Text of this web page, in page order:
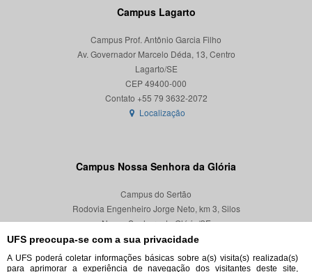
UFS preocupa-se com a sua privacidade
A UFS poderá coletar informações básicas sobre a(s) visita(s) realizada(s)
para aprimorar a experiência de navegação dos visitantes deste site,
Campus Lagarto
Campus Prof. Antônio Garcia Filho
Av. Governador Marcelo Déda, 13, Centro
Lagarto/SE
CEP 49400-000
Localização
Campus Nossa Senhora da Glória
Campus do Sertão
Rodovia Engenheiro Jorge Neto, km 3, Silos
Nossa Senhora da Glória/SE
CEP 49680-000
Localização